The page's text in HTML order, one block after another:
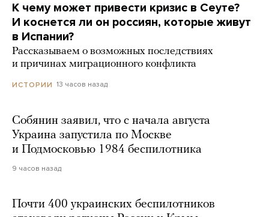
К чему может привести кризис в Сеуте?
И коснется ли он россиян, которые живут
в Испании?
Рассказываем о возможных последствиях
и причинах миграционного конфликта
ИСТОРИИ 13 часов назад
Собянин заявил, что с начала августа
Украина запустила по Москве
и Подмосковью 1984 беспилотника
9 часов назад
Почти 400 украинских беспилотников